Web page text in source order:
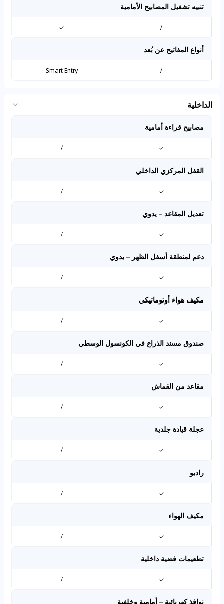
تنبيه تشغيل المصابيح الأمامية
/
✓
أنواع المفاتيح عن بُعد
/
Smart Entry
الداخلية
مصابيح قراءة أمامية
✓
/
القفل المركزي الداخلي
✓
/
تعديل المقاعد – يدوي
✓
/
دعم لمنطقة أسفل الظهر – يدوي
✓
/
مكيف هواء أوتوماتيكي
✓
/
صندوق مسند الذراع في الكونسول الوسطي
✓
/
مقاعد من القماش
✓
/
عجلة قيادة جلدية
✓
/
راديو
✓
/
مكيف الهواء
✓
/
تطعيمات فضية داخلية
✓
/
نوافذ كهربائية – أمامية وخلفية